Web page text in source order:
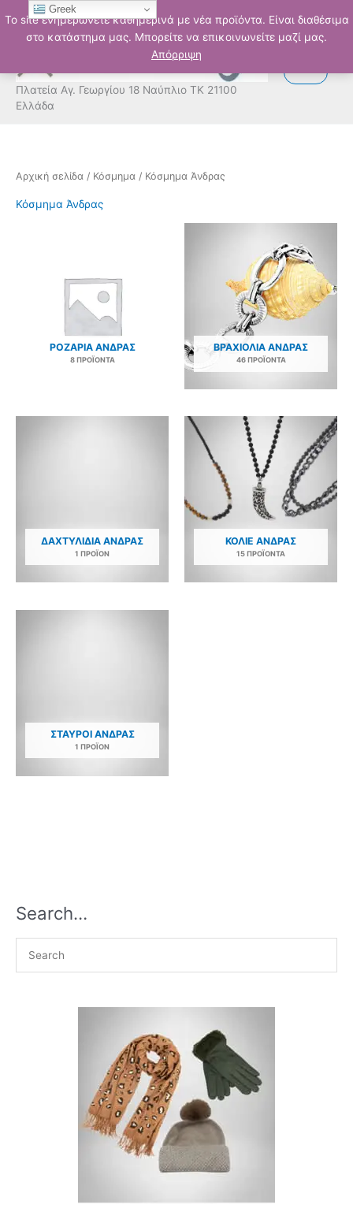
Το site ενημερώνετε καθημερινά με νέα προϊόντα. Είναι διαθέσιμα
στο κατάστημα μας. Μπορείτε να επικοινωνείτε μαζί μας.
Απόρριψη
Μετάβαση
στο
περιεχόμενο
Πλατεία Αγ. Γεωργίου 18 Ναύπλιο ΤΚ 21100
Ελλάδα
Αρχική σελίδα / Κόσμημα / Κόσμημα Άνδρας
Κόσμημα Άνδρας
ΡΟΖΆΡΙΑ ΆΝΔΡΑΣ
8 ΠΡΟΪΌΝΤΑ
ΒΡΑΧΙΌΛΙΑ ΆΝΔΡΑΣ
46 ΠΡΟΪΌΝΤΑ
ΔΑΧΤΥΛΊΔΙΑ ΆΝΔΡΑΣ
1 ΠΡΟΪΌΝ
ΚΟΛΙΈ ΆΝΔΡΑΣ
15 ΠΡΟΪΌΝΤΑ
ΣΤΑΥΡΟΊ ΑΝΔΡΑΣ
1 ΠΡΟΪΌΝ
Search…
Greek